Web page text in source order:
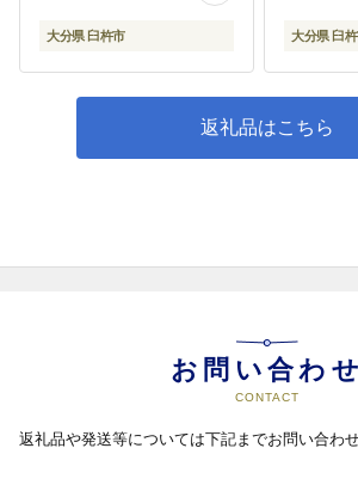
大分県 臼杵市 大分県 臼
返礼品はこちら
お問い合わせ
CONTACT
返礼品や発送等については下記までお問い合わせ